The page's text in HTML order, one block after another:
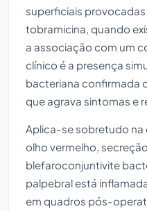
superficiais
tobramicina, quando
a associação com um
clínico é a presença
bacteriana confirmada
que agrava sintomas e
Aplica-se sobretudo
olho vermelho,
blefaroconjuntivite
palpebral está
em quadros pós-